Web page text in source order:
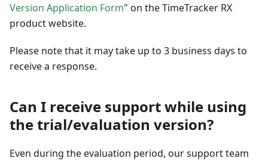
Version Application Form" on the TimeTracker RX
product website.
Please note that it may take up to 3 business days to
receive a response.
Can I receive support while using
the trial/evaluation version?
Even during the evaluation period, our support team